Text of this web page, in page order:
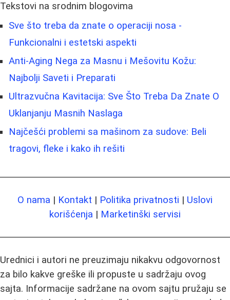
Tekstovi na srodnim blogovima
Sve što treba da znate o operaciji nosa -
Funkcionalni i estetski aspekti
Anti-Aging Nega za Masnu i Mešovitu Kožu:
Najbolji Saveti i Preparati
Ultrazvučna Kavitacija: Sve Što Treba Da Znate O
Uklanjanju Masnih Naslaga
Najčešći problemi sa mašinom za sudove: Beli
tragovi, fleke i kako ih rešiti
O nama | Kontakt | Politika privatnosti | Uslovi
korišćenja | Marketinški servisi
Urednici i autori ne preuzimaju nikakvu odgovornost
za bilo kakve greške ili propuste u sadržaju ovog
sajta. Informacije sadržane na ovom sajtu pružaju se